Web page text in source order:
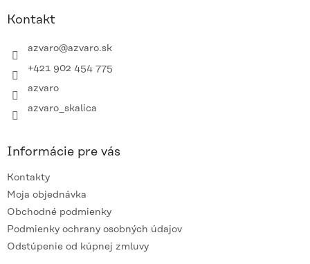
Kontakt
azvaro@azvaro.sk
+421 902 454 775
azvaro
azvaro_skalica
Informácie pre vás
Kontakty
Moja objednávka
Obchodné podmienky
Podmienky ochrany osobných údajov
Odstúpenie od kúpnej zmluvy